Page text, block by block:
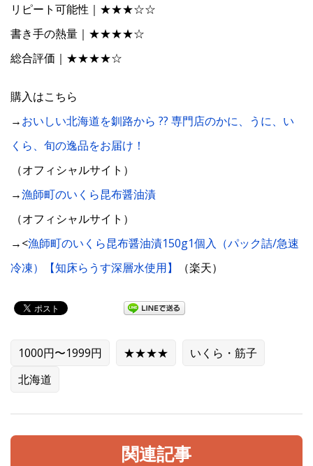
リピート可能性｜★★★☆☆
書き手の熱量｜★★★★☆
総合評価｜★★★★☆
購入はこちら
→おいしい北海道を釧路から ?? 専門店のかに、うに、い
くら、旬の逸品をお届け！
（オフィシャルサイト）
→漁師町のいくら昆布醤油漬
（オフィシャルサイト）
→<漁師町のいくら昆布醤油漬150g1個入（パック詰/急速
冷凍）【知床らうす深層水使用】
（楽天）
1000円〜1999円 ★★★★
いくら・筋子
北海道
関連記事